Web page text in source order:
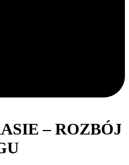
– ROZBÓJ